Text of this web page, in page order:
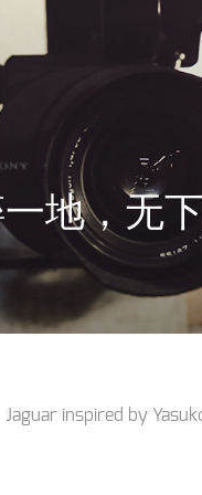
地，无
Jaguar inspired by